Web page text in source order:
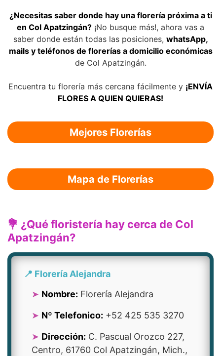
¿Necesitas saber donde hay una florería próxima a ti
en Col Apatzingán? ¡No busque más!, ahora vas a
saber donde están todas las posiciones, whatsApp,
mails y teléfonos de florerías a domicilio económicas
de Col Apatzingán.
Encuentra tu florería más cercana fácilmente y ¡ENVÍA
FLORES A QUIEN QUIERAS!
Mejores Florerías
Mapa de Florerías
💐 ¿Qué floristería hay cerca de Col
Apatzingán?
📍 Florería Alejandra
Nombre: Florería Alejandra
Nº Telefonico: +52 425 535 3270
Dirección: C. Pascual Orozco 227,
Centro, 61760 Col Apatzingán, Mich.,